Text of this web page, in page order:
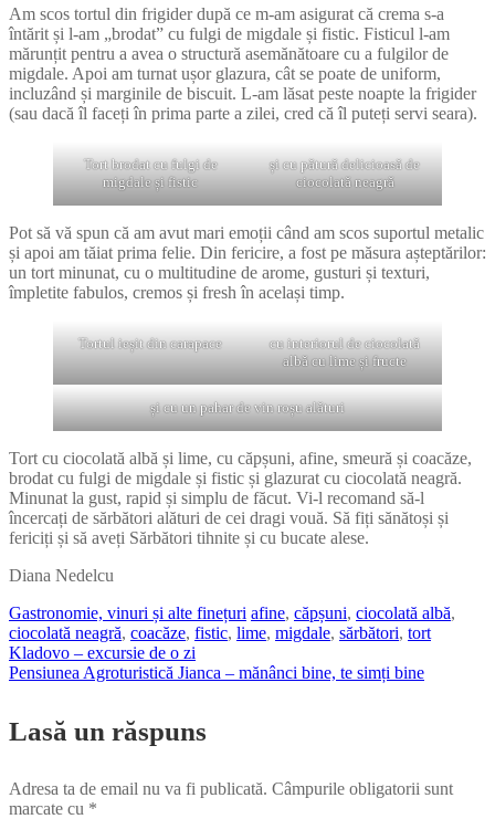
Am scos tortul din frigider după ce m-am asigurat că crema s-a
întărit și l-am „brodat” cu fulgi de migdale și fistic. Fisticul l-am
mărunțit pentru a avea o structură asemănătoare cu a fulgilor de
migdale. Apoi am turnat ușor glazura, cât se poate de uniform,
incluzând și marginile de biscuit. L-am lăsat peste noapte la frigider
(sau dacă îl faceți în prima parte a zilei, cred că îl puteți servi seara).
Tort brodat cu fulgi de
migdale și fistic
și cu pătură delicioasă de
ciocolată neagră
Pot să vă spun că am avut mari emoții când am scos suportul metalic
și apoi am tăiat prima felie. Din fericire, a fost pe măsura așteptărilor:
un tort minunat, cu o multitudine de arome, gusturi și texturi,
împletite fabulos, cremos și fresh în același timp.
Tortul ieșit din carapace
cu interiorul de ciocolată
albă cu lime și fructe
și cu un pahar de vin roșu alături
Tort cu ciocolată albă și lime, cu căpșuni, afine, smeură și coacăze,
brodat cu fulgi de migdale și fistic și glazurat cu ciocolată neagră.
Minunat la gust, rapid și simplu de făcut. Vi-l recomand să-l
încercați de sărbători alături de cei dragi vouă. Să fiți sănătoși și
fericiți și să aveți Sărbători tihnite și cu bucate alese.
Diana Nedelcu
Gastronomie, vinuri și alte finețuri afine, căpșuni, ciocolată albă,
ciocolată neagră, coacăze, fistic, lime, migdale, sărbători, tort
Navigare
în
Kladovo – excursie de o zi
Pensiunea Agroturistică Jianca – mănânci bine, te simți bine
Lasă un răspuns
Adresa ta de email nu va fi publicată. Câmpurile obligatorii sunt
marcate cu *